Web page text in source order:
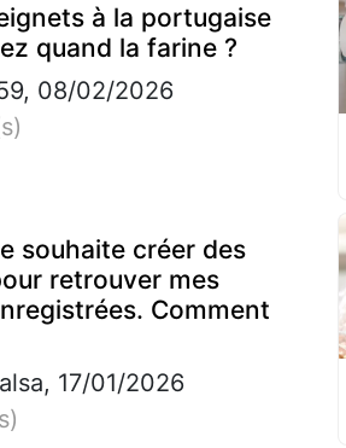
à la portugaise
quand la farine ?
08/02/2026
souhaite créer des
retrouver mes
Comment
17/01/2026